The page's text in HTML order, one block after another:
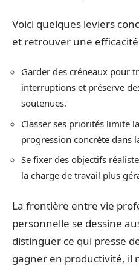
Voici quelques leviers
et retrouver une
Garder des créneaux pour
interruptions et préserve
soutenues.
Classer ses priorités limite
progression concrète dans
Se fixer des objectifs
la charge de travail plus
La frontière entre vie
personnelle se dessine
distinguer ce qui presse
gagner en productivité, il